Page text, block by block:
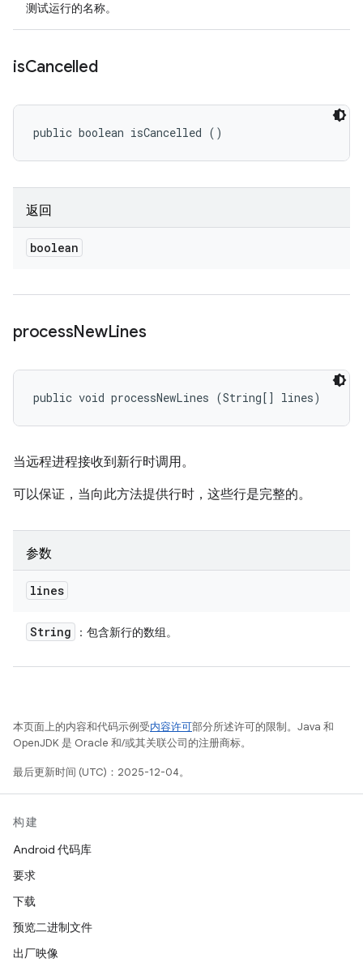
测试运行的名称。
isCancelled
public boolean isCancelled ()
返回
boolean
processNewLines
public void processNewLines (String[] lines)
当远程进程接收到新行时调用。
可以保证，当向此方法提供行时，这些行是完整的。
参数
lines
String ：包含新行的数组。
本页面上的内容和代码示例受内容许可部分所述许可的限制。Java 和
OpenJDK 是 Oracle 和/或其关联公司的注册商标。
最后更新时间 (UTC)：2025-12-04。
构建
Android 代码库
要求
下载
预览二进制文件
出厂映像